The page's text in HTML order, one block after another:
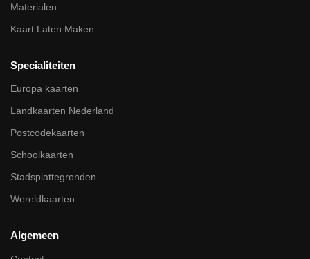
Materialen
Kaart Laten Maken
Specialiteiten
Europa kaarten
Landkaarten Nederland
Postcodekaarten
Schoolkaarten
Stadsplattegronden
Wereldkaarten
Algemeen